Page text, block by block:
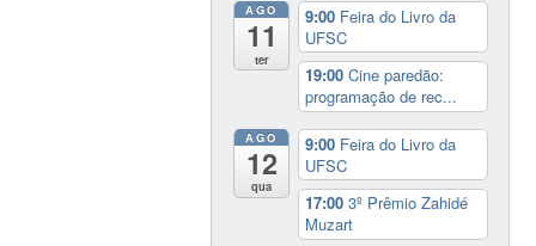
AGO
11
ter
9:00 Feira do Livro da
UFSC
19:00Cine paredão:
programação de rec...
AGO
12
qua
9:00 Feira do Livro da
UFSC
17:003º Prêmio Zahidé
Muzart